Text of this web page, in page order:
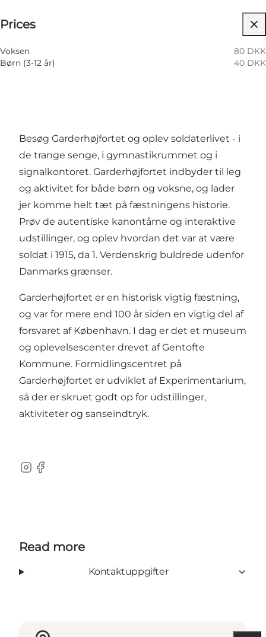
Prices
Voksen
80 DKK
Børn (3-12 år)
40 DKK
Besøg Garderhøjfortet og oplev soldaterlivet - i
de trange senge, i gymnastikrummet og i
signalkontoret. Garderhøjfortet indbyder til leg
og aktivitet for både børn og voksne, og lader
jer komme helt tæt på fæstningens historie.
Prøv de autentiske kanontårne og interaktive
udstillinger, og oplev hvordan det var at være
soldat i 1915, da 1. Verdenskrig buldrede udenfor
Danmarks grænser.
Garderhøjfortet er en historisk vigtig fæstning,
og var for mere end 100 år siden en vigtig del af
forsvaret af København. I dag er det et museum
og oplevelsescenter drevet af Gentofte
Kommune. Formidlingscentret på
Garderhøjfortet er udviklet af Experimentarium,
så der er skruet godt op for udstillinger,
aktiviteter og sanseindtryk.
Instagram
Facebook
Read more
Kontaktuppgifter